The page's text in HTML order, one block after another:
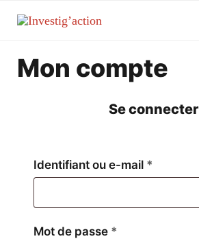
Mon compte
Se connecter
Identifiant ou e-mail *
Mot de passe *